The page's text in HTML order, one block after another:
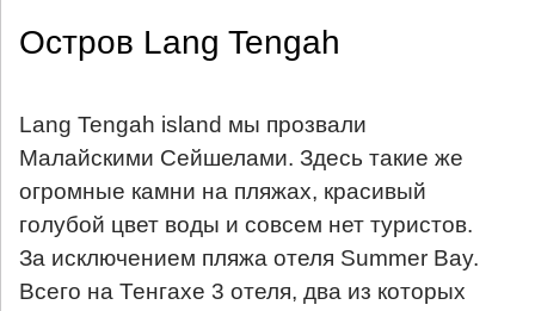
Остров Lang Tengah
Lang Tengah island мы прозвали
Малайскими Сейшелами. Здесь такие же
огромные камни на пляжах, красивый
голубой цвет воды и совсем нет туристов.
За исключением пляжа отеля Summer Bay.
Всего на Тенгахе 3 отеля, два из которых